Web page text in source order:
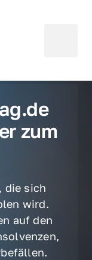
zum
die sich
wird.
auf den